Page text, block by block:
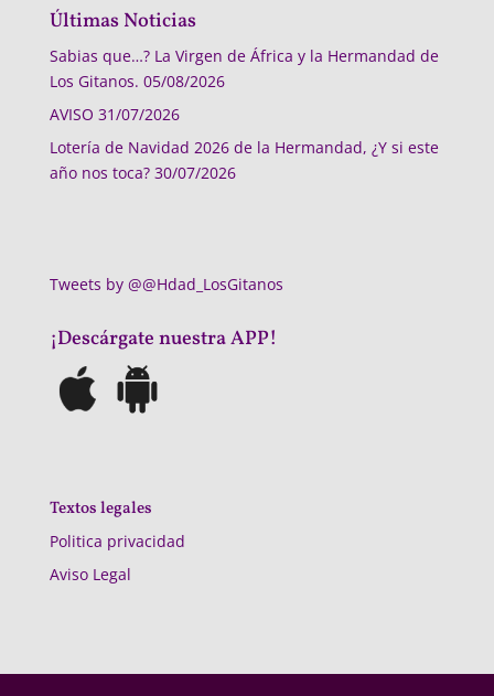
Últimas Noticias
Sabias que…? La Virgen de África y la Hermandad de
Los Gitanos. 05/08/2026
AVISO 31/07/2026
Lotería de Navidad 2026 de la Hermandad, ¿Y si este
año nos toca? 30/07/2026
Tweets by @@Hdad_LosGitanos
¡Descárgate nuestra APP!
Textos legales
Politica privacidad
Aviso Legal